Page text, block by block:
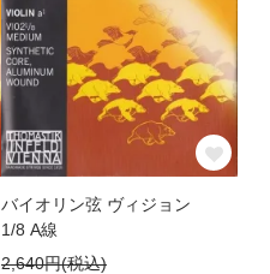
バイオリン弦 ヴィジョン
1/8 A線
2,640円(税込)